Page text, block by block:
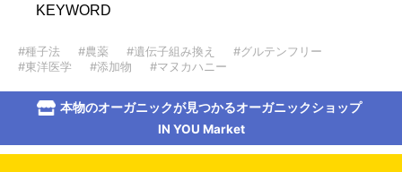
KEYWORD
#種子法 #農薬 #遺伝子組み換え
#グルテンフリー
#東洋医学
#添加物 #マヌカハニー
本物のオーガニックが見つかるオーガニックショップ
IN YOU Market